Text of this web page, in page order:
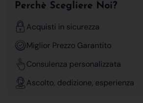
Perchè Scegliere Noi?
Acquisti in sicurezza
Miglior Prezzo Garantito
Consulenza personalizzata
Ascolto, dedizione, esperienza